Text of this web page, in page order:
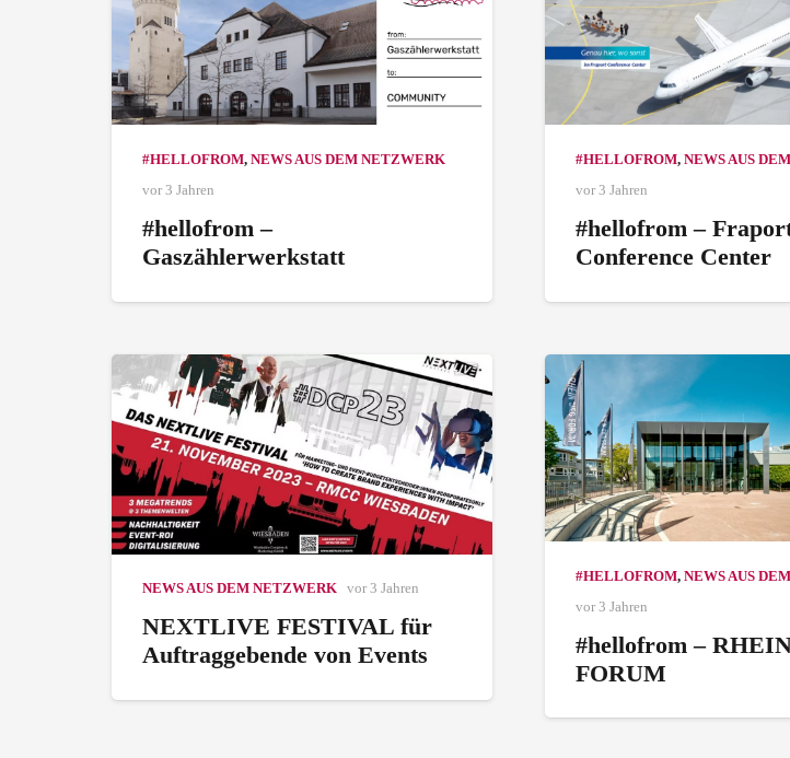
#HELLOFROM, NEWS AUS DEM NETZWERK
vor 3 Jahren
#hellofrom –
Gaszählerwerkstatt
#HELLOFROM, NEWS AUS
vor 3 Jahren
#hellofrom –
Conference Center
NEWS AUS DEM NETZWERK vor 3 Jahren
NEXTLIVE FESTIVAL für
Auftraggebende von Events
#HELLOFROM, NEWS AUS
vor 3 Jahren
#hellofrom –
FORUM